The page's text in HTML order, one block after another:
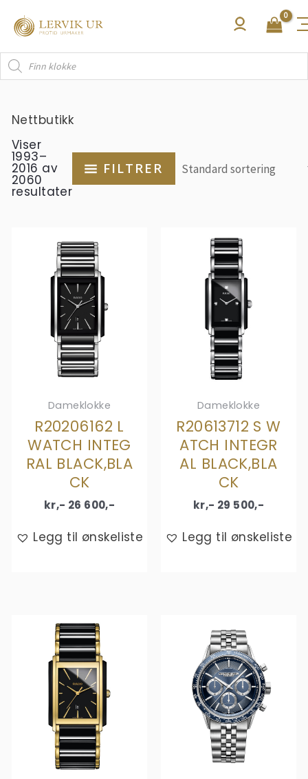
rett
innholdet
Products
search
Nettbutikk
Viser
1993–
2016 av
2060
resultater
FILTRER
Dameklokke
R20206162 L
WATCH INTEG
RAL BLACK,BLA
CK
kr,- 26 600,-
Legg til ønskeliste
Dameklokke
R20613712 S W
ATCH INTEGR
AL BLACK,BLA
CK
kr,- 29 500,-
Legg til ønskeliste